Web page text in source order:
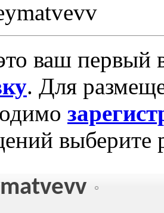
ваш первый
. Для
выберите